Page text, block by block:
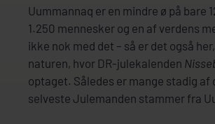
Uummannaq er en mindre ø på bare
1.250 mennesker og en af verdens
ikke nok med det – så er det også
naturen, hvor DR-julekalenden
optaget. Således er mange stadig af
selveste Julemanden stammer fra